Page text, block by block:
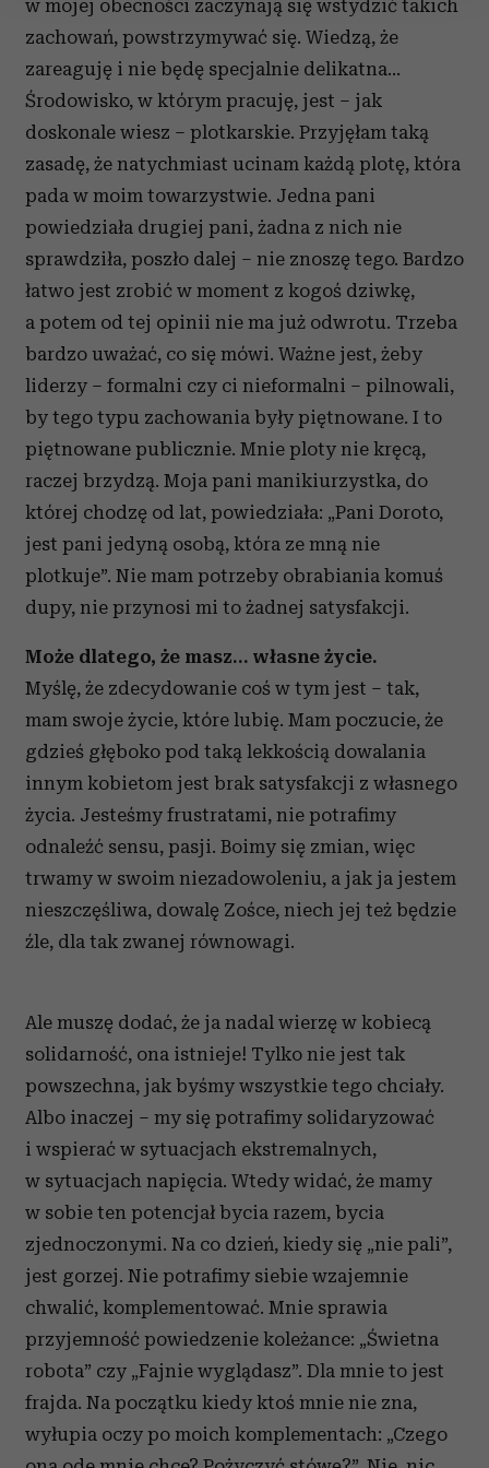
Wykorzystujemy pliki cookie do spersonalizowania treści
i reklam, aby oferować funkcje społecznościowe i
analizować ruch w naszej witrynie. Informacje o tym, jak
korzystasz z naszej witryny, udostępniamy partnerom
społecznościowym, reklamowym i analitycznym.
Partnerzy mogą połączyć te informacje z innymi danymi
otrzymanymi od Ciebie lub uzyskanymi podczas
korzystania z ich usług.
w mojej obecności zaczynają się wstydzić takich
zachowań, powstrzymywać się. Wiedzą, że
zareaguję i nie będę specjalnie delikatna…
Środowisko, w którym pracuję, jest – jak
doskonale wiesz – plotkarskie. Przyjęłam taką
zasadę, że natychmiast ucinam każdą plotę, która
pada w moim towarzystwie. Jedna pani
powiedziała drugiej pani, żadna z nich nie
sprawdziła, poszło dalej – nie znoszę tego. Bardzo
łatwo jest zrobić w moment z kogoś dziwkę,
a potem od tej opinii nie ma już odwrotu. Trzeba
bardzo uważać, co się mówi. Ważne jest, żeby
liderzy – formalni czy ci nieformalni – pilnowali,
by tego typu zachowania były piętnowane. I to
piętnowane publicznie. Mnie ploty nie kręcą,
raczej brzydzą. Moja pani manikiurzystka, do
której chodzę od lat, powiedziała: „Pani Doroto,
jest pani jedyną osobą, która ze mną nie
plotkuje”. Nie mam potrzeby obrabiania komuś
dupy, nie przynosi mi to żadnej satysfakcji.
Może dlatego, że masz… własne życie.
Myślę, że zdecydowanie coś w tym jest – tak,
mam swoje życie, które lubię. Mam poczucie, że
gdzieś głęboko pod taką lekkością dowalania
innym kobietom jest brak satysfakcji z własnego
życia. Jesteśmy frustratami, nie potrafimy
odnaleźć sensu, pasji. Boimy się zmian, więc
trwamy w swoim niezadowoleniu, a jak ja jestem
nieszczęśliwa, dowalę Zośce, niech jej też będzie
źle, dla tak zwanej równowagi.
Ale muszę dodać, że ja nadal wierzę w kobiecą
solidarność, ona istnieje! Tylko nie jest tak
powszechna, jak byśmy wszystkie tego chciały.
Albo inaczej – my się potrafimy solidaryzować
i wspierać w sytuacjach ekstremalnych,
w sytuacjach napięcia. Wtedy widać, że mamy
w sobie ten potencjał bycia razem, bycia
zjednoczonymi. Na co dzień, kiedy się „nie pali”,
jest gorzej. Nie potrafimy siebie wzajemnie
chwalić, komplementować. Mnie sprawia
przyjemność powiedzenie koleżance: „Świetna
robota” czy „Fajnie wyglądasz”. Dla mnie to jest
frajda. Na początku kiedy ktoś mnie nie zna,
wyłupia oczy po moich komplementach: „Czego